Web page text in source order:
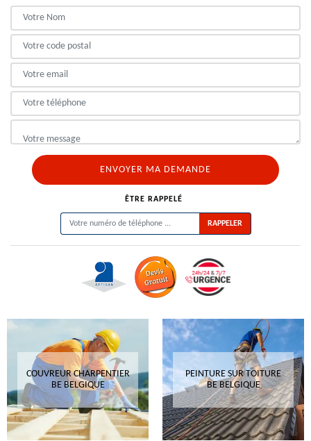
ÊTRE RAPPELÉ
COUVREUR CHARPENTIER
BE BELGIQUE
PEINTURE SUR TOITURE
BE BELGIQUE